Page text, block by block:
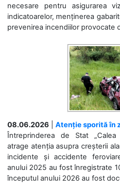
necesare pentru asigurarea
indicatoarelor, menținerea
prevenirea incendiilor provocate
08.06.2026
Atenție sporită în
Întreprinderea de Stat
atrage atenția asupra creșterii
incidente și accidente
anului 2025 au fost înregistrate
începutul anului 2026 au fost